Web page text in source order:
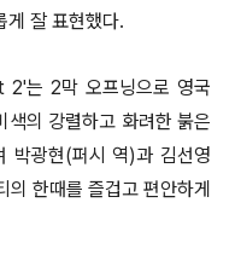
게 잘 표현했다.
2'는 2막 오프닝으로 영국
색의 강렬하고 화려한 붉은
박광현(퍼시 역)과 김선영
한때를 즐겁고 편안하게